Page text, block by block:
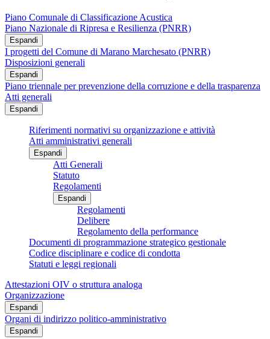
Piano Comunale di Classificazione Acustica
Piano Nazionale di Ripresa e Resilienza (PNRR)
Espandi
I progetti del Comune di Marano Marchesato (PNRR)
Disposizioni generali
Espandi
Piano triennale per prevenzione della corruzione e della trasparenza
Atti generali
Espandi
Riferimenti normativi su organizzazione e attività
Atti amministrativi generali
Espandi
Atti Generali
Statuto
Regolamenti
Espandi
Regolamenti
Delibere
Regolamento della performance
Documenti di programmazione strategico gestionale
Codice disciplinare e codice di condotta
Statuti e leggi regionali
Attestazioni OIV o struttura analoga
Organizzazione
Espandi
Organi di indirizzo politico-amministrativo
Espandi